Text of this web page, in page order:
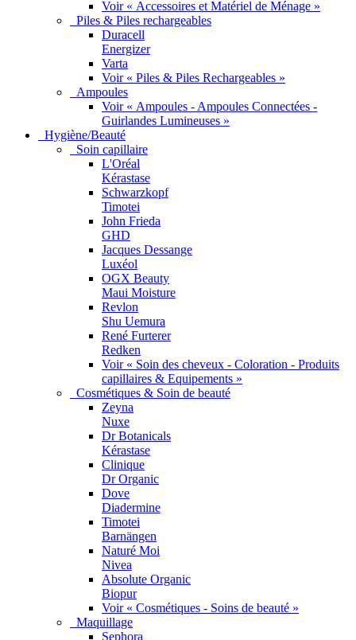
Voir « Accessoires et Matériel de Ménage »
Piles & Piles rechargeables
Duracell
Energizer
Varta
Voir « Piles & Piles Rechargeables »
Ampoules
Voir « Ampoules - Ampoules Connectées -
Guirlandes Lumineuses »
Hygiène/Beauté
Soin capillaire
L'Oréal
Kérastase
Schwarzkopf
Timotei
John Frieda
GHD
Jacques Dessange
Luxéol
OGX Beauty
Maui Moisture
Revlon
Shu Uemura
René Furterer
Redken
Voir « Soin des cheveux - Coloration - Produits
capillaires & Equipements »
Cosmétiques & Soin de beauté
Zeyna
Nuxe
Dr Botanicals
Kérastase
Clinique
Dr Organic
Dove
Diadermine
Timotei
Barnängen
Naturé Moi
Nivea
Absolute Organic
Biopur
Voir « Cosmétiques - Soins de beauté »
Maquillage
Sephora